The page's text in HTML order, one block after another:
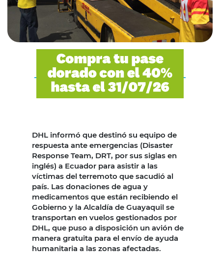
DHL informó que destinó su equipo de
respuesta ante emergencias (Disaster
Response Team, DRT, por sus siglas en
inglés) a Ecuador para asistir a las
víctimas del terremoto que sacudió al
país. Las donaciones de agua y
medicamentos que están recibiendo el
Gobierno y la Alcaldía de Guayaquil se
transportan en vuelos gestionados por
DHL, que puso a disposición un avión de
manera gratuita para el envío de ayuda
humanitaria a las zonas afectadas.